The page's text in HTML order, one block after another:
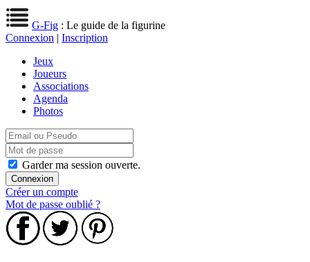
G-Fig : Le guide de la figurine
Connexion | Inscription
Jeux
Joueurs
Associations
Agenda
Photos
Garder ma session ouverte.
Créer un compte
Mot de passe oublié ?